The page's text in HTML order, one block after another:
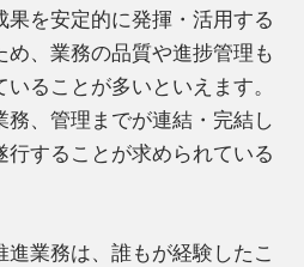
を安定的に発揮・活用する
め、業務の品質や進捗管理も
ることが多いといえます。
、管理までが連結・完結し
することが求められている
業務は、誰もが経験したこ